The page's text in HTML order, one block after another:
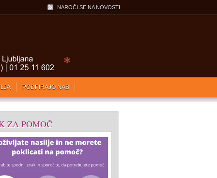
NAROČI SE NA NOVOSTI
PODPIRAJO NAS
ZA POMOČ